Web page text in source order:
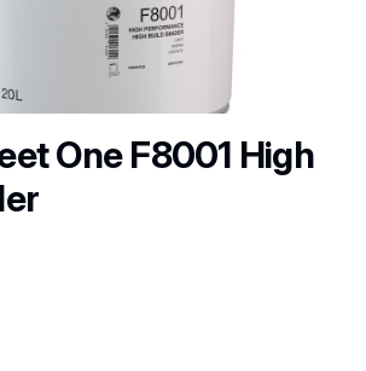
One F8001 High